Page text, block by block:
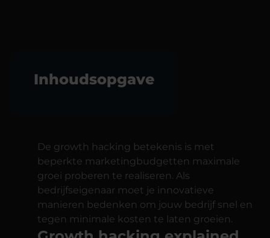
Inhoudsopgave
De growth hacking betekenis is met
beperkte marketingbudgetten maximale
groei proberen te realiseren. Als
bedrijfseigenaar moet je innovatieve
manieren bedenken om jouw bedrijf snel en
tegen minimale kosten te laten groeien.